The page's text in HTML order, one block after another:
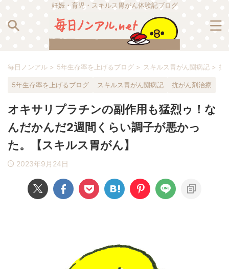
妊娠・育児・スキルス胃がん体験記ブログ
毎日ノンアル > 5年生存率を上げるブログ > スキルス胃がん闘病記 > 抗
5年生存率を上げるブログ スキルス胃がん闘病記 抗がん剤治療
オキサリプラチンの副作用も猛烈ゥ！な
んだかんだ2週間くらい調子が悪かっ
た。【スキルス胃がん】
2023年9月24日